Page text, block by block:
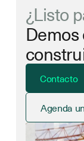
¿Listo
Contacto
Agenda